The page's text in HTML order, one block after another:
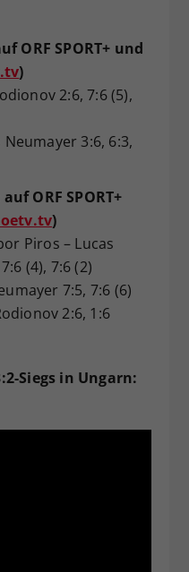
ORF SPORT+ und
)
2:6, 7:6 (5),
3:6, 6:3,
ORF SPORT+
)
Piros – Lucas
(4), 7:6 (2)
7:5, 7:6 (6)
2:6, 1:6
Siegs in Ungarn: